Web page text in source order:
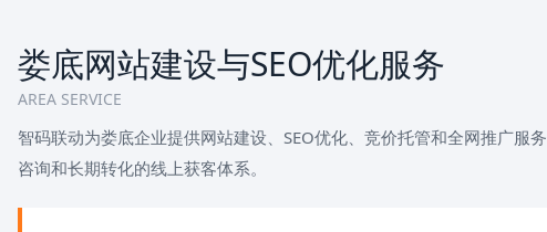
娄底网站建设与SEO优化服务
AREA SERVICE
智码联动为娄底企业提供网站建设、SEO优化、竞价托管和全网推广服
咨询和长期转化的线上获客体系。